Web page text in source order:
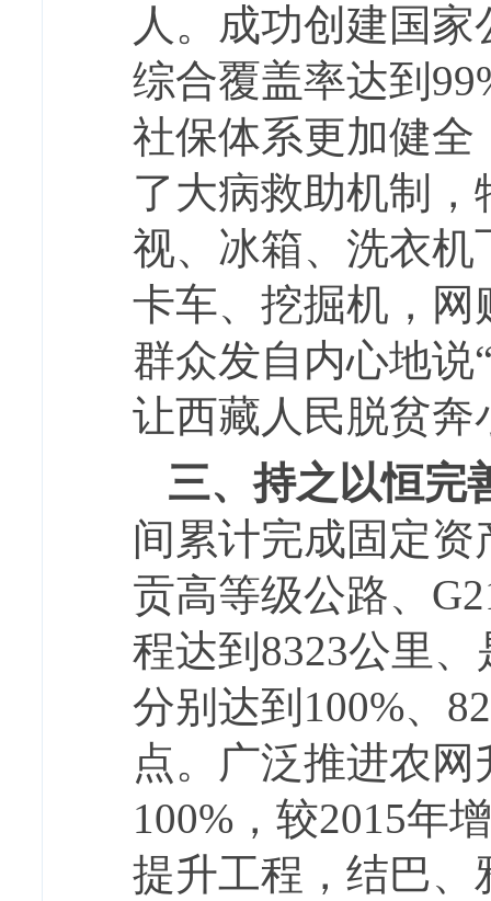
人。成功创建国
综合覆盖率达到
社保体系更加健全
了大病救助机制
视、冰箱、洗衣
卡车、挖掘机，
群众发自内心地说
让西藏人民脱贫奔
三、持之以恒完
间累计完成固定资
贡高等级公路、
程达到8323公里
分别达到100%、
点。广泛推进农
100%，较2015年
提升工程，结巴